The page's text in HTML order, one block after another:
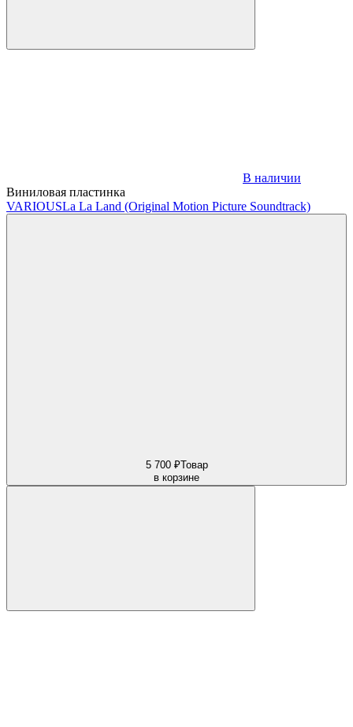
В наличии
Виниловая пластинка
VARIOUSLa La Land (Original Motion Picture Soundtrack)
5 700 ₽Товар
в корзине